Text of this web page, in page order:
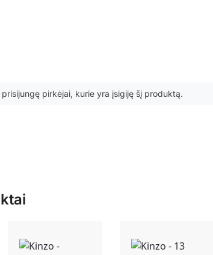
pirkėjai, kurie yra įsigiję šį produktą.